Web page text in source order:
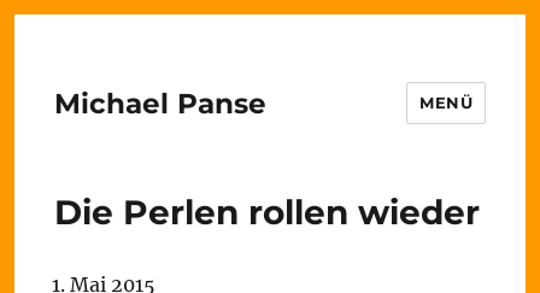
Michael Panse MENÜ
Die Perlen rollen wieder
1. Mai 2015